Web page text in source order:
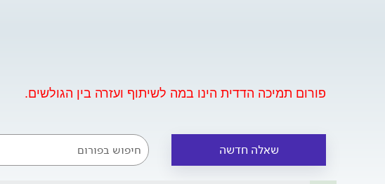
פורום תמיכה הדדית הינו במה לשיתוף ועזרה בין הגולשים.
שאלה חדשה